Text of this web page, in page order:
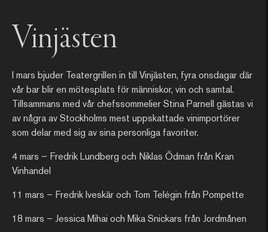
Vinjästen
I mars bjuder Teatergrillen in till Vinjästen, fyra onsdagar där
vår bar blir en mötesplats för människor, vin och samtal.
Tillsammans med vår chefssommelier Stina Parnell gästas vi
av några av Stockholms mest uppskattade vinimportörer
som delar med sig av sina personliga favoriter.
4 mars – Fredrik Lundberg och Niklas Ödman från Kran
Vinhandel
11 mars – Fredrik Iveskär och Tom Telégin från Pompette
18 mars – Jessica Mihai och Mika Snickars från Jordmånen